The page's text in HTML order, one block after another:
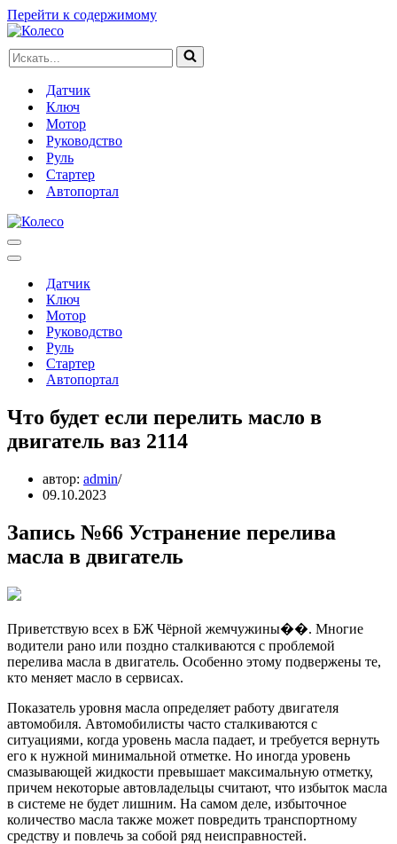
Перейти к содержимому
Искать...
Датчик
Ключ
Мотор
Руководство
Руль
Стартер
Автопортал
Меню
навигации
Меню
навигацииДатчик
Ключ
Мотор
Руководство
Руль
Стартер
Автопортал
Что будет если перелить масло в
двигатель ваз 2114
автор: admin
09.10.2023
Запись №66 Устранение перелива
масла в двигатель
Приветствую всех в БЖ Чёрной жемчужины��. Многие
водители рано или поздно сталкиваются с проблемой
перелива масла в двигатель. Особенно этому подвержены те,
кто меняет масло в сервисах.
Показатель уровня масла определяет работу двигателя
автомобиля. Автомобилисты часто сталкиваются с
ситуациями, когда уровень масла падает, и требуется вернуть
его к нужной минимальной отметке. Но иногда уровень
смазывающей жидкости превышает максимальную отметку,
причем некоторые автовладельцы считают, что избыток масла
в системе не будет лишним. На самом деле, избыточное
количество масла также может повредить транспортному
средству и повлечь за собой ряд неисправностей.